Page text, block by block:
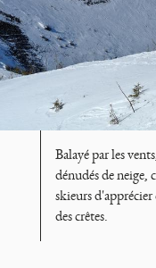
Balayé par les
dénudés de neige,
skieurs d'apprécier
des crêtes.